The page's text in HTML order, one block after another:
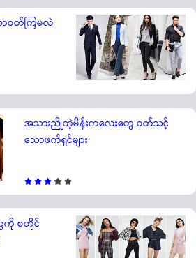
ာဝတ်ကြမလဲ
အသားညိုတဲ့မိန်းကလေးတွေ ဝတ်သင့်
သောဖက်ရှင်များ
ကို စတိုင်